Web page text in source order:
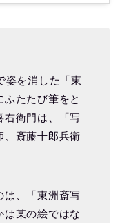
姿を消した「東
たたび筆をと
右衛門は、「写
、斎藤十郎兵衛
は、「東洲斎写
は某の絵ではな